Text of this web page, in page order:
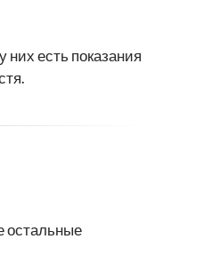
них есть показания
остальные